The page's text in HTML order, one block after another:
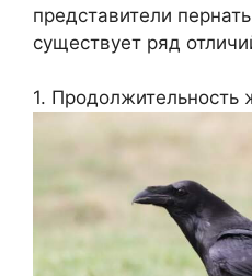
представители
существует ряд
1. Продолжительность